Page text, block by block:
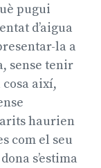
pugui
d’aigua
la a
sense tenir
així,
haurien
com el seu
s’estima